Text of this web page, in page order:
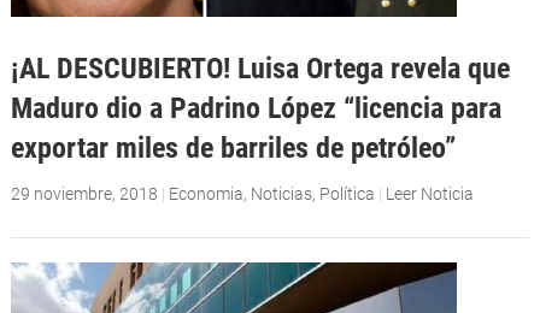
¡AL DESCUBIERTO! Luisa Ortega revela que
Maduro dio a Padrino López “licencia para
exportar miles de barriles de petróleo”
29 noviembre, 2018 | Economia, Noticias, Política | Leer Noticia